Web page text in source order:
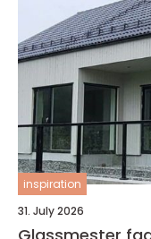
inspiration
31. July 2026